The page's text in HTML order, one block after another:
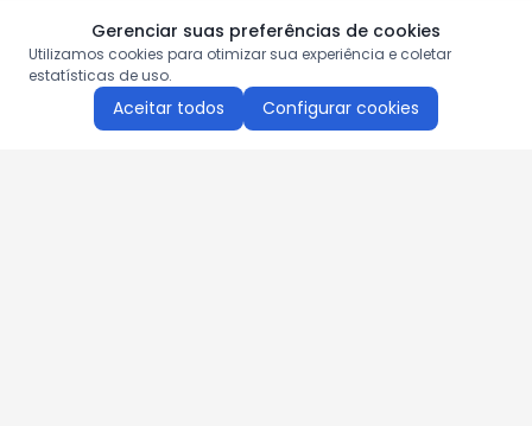
Gerenciar suas preferências de cookies
Utilizamos cookies para otimizar sua experiência e coletar
estatísticas de uso.
Aceitar todos Configurar cookies